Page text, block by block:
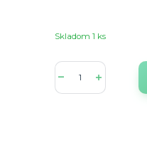
Skladom 1 ks